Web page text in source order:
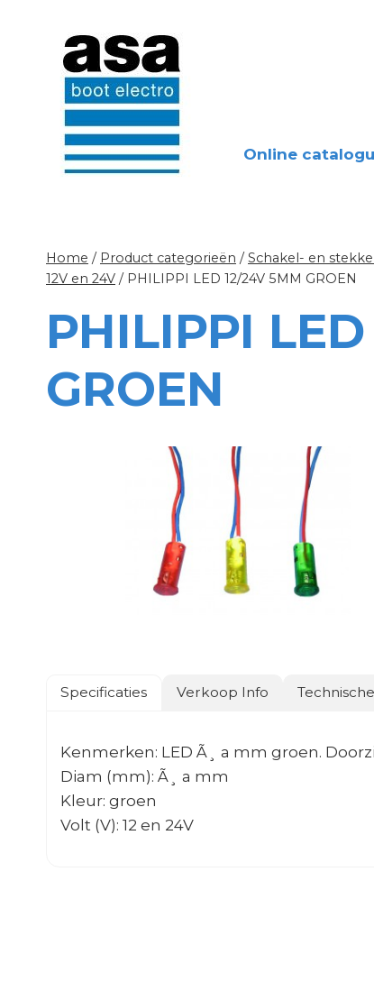
Online
Home / Product categorieën / Schakel- en
12V en 24V / PHILIPPI LED 12/24V 5MM GROEN
PHILIPPI
GROEN
Specificaties Verkoop Info
Kenmerken: LED Ã¸ a mm groen.
Diam (mm): Ã¸ a mm
Kleur: groen
Volt (V): 12 en 24V